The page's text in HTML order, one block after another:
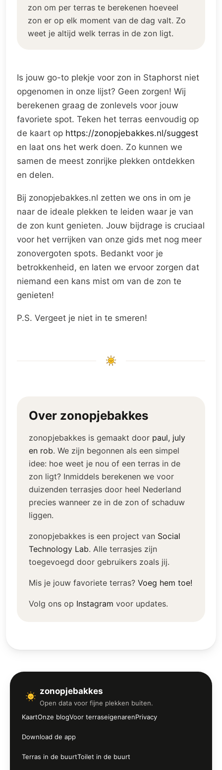
zon om per terras te berekenen hoeveel
zon er op elk moment van de dag valt. Zo
weet je altijd welk terras in de zon ligt.
Is jouw go-to plekje voor zon in Staphorst niet
opgenomen in onze lijst? Geen zorgen! Wij
berekenen graag de zonlevels voor jouw
favoriete spot. Teken het terras eenvoudig op
de kaart op https://zonopjebakkes.nl/suggest
en laat ons het werk doen. Zo kunnen we
samen de meest zonrijke plekken ontdekken
en delen.
Bij zonopjebakkes.nl zetten we ons in om je
naar de ideale plekken te leiden waar je van
de zon kunt genieten. Jouw bijdrage is cruciaal
voor het verrijken van onze gids met nog meer
zonovergoten spots. Bedankt voor je
betrokkenheid, en laten we ervoor zorgen dat
niemand een kans mist om van de zon te
genieten!
P.S. Vergeet je niet in te smeren!
Over zonopjebakkes
zonopjebakkes is gemaakt door paul, july
en rob. We zijn begonnen als een simpel
idee: hoe weet je nou of een terras in de
zon ligt? Inmiddels berekenen we voor
duizenden terrasjes door heel Nederland
precies wanneer ze in de zon of schaduw
liggen.
zonopjebakkes is een project van Social
Technology Lab. Alle terrasjes zijn
toegevoegd door gebruikers zoals jij.
Mis je jouw favoriete terras? Voeg hem toe!
Volg ons op Instagram voor updates.
zonopjebakkes
Open data voor fijne plekken buiten.
KaartOnze blogVoor terraseigenarenPrivacy
Download de app
Terras in de buurtToilet in de buurt